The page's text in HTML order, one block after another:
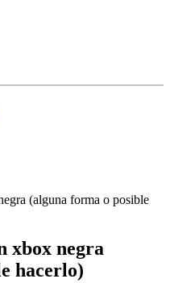
(alguna forma o posible
xbox negra
hacerlo)